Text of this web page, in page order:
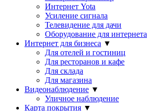
Интернет Yota
Усиление сигнала
Телевидение для дачи
Оборудование для интернета
Интернет для бизнеса ▼
Для отелей и гостиниц
Для ресторанов и кафе
Для склада
Для магазина
Видеонаблюдение ▼
Уличное наблюдение
Карта покрытия ▼